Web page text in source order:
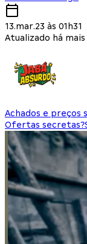
13.mar.23 às 01h31
Atualizado há mais
Achados e preços
Ofertas secretas?